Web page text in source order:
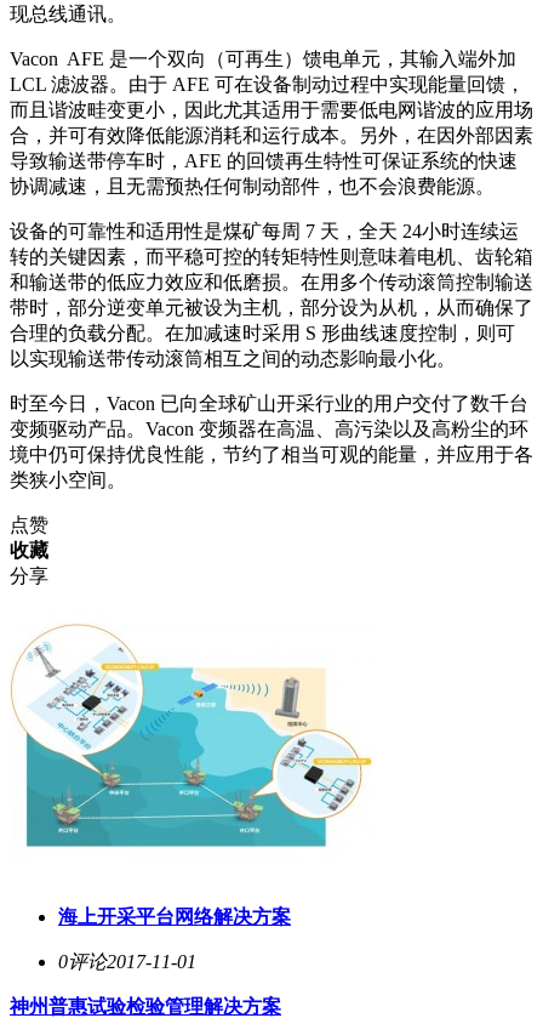
现总线通讯。
Vacon AFE 是一个双向（可再生）馈电单元，其输入端外加
LCL 滤波器。由于 AFE 可在设备制动过程中实现能量回馈，
而且谐波畦变更小，因此尤其适用于需要低电网谐波的应用场
合，并可有效降低能源消耗和运行成本。另外，在因外部因素
导致输送带停车时，AFE 的回馈再生特性可保证系统的快速
协调减速，且无需预热任何制动部件，也不会浪费能源。
设备的可靠性和适用性是煤矿每周 7 天，全天 24小时连续运
转的关键因素，而平稳可控的转矩特性则意味着电机、齿轮箱
和输送带的低应力效应和低磨损。在用多个传动滚筒控制输送
带时，部分逆变单元被设为主机，部分设为从机，从而确保了
合理的负载分配。在加减速时采用 S 形曲线速度控制，则可
以实现输送带传动滚筒相互之间的动态影响最小化。
时至今日，Vacon 已向全球矿山开采行业的用户交付了数千台
变频驱动产品。Vacon 变频器在高温、高污染以及高粉尘的环
境中仍可保持优良性能，节约了相当可观的能量，并应用于各
类狭小空间。
点赞
收藏
分享
海上开采平台网络解决方案
0评论2017-11-01
神州普惠试验检验管理解决方案